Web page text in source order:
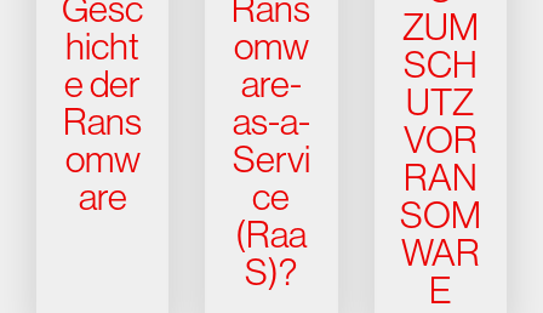
Gesc
hicht
e der
Rans
omw
are
Rans
omw
are-
as-a-
Servi
ce
(Raa
S)?
ZUM
SCH
UTZ
VOR
RAN
SOM
WAR
E